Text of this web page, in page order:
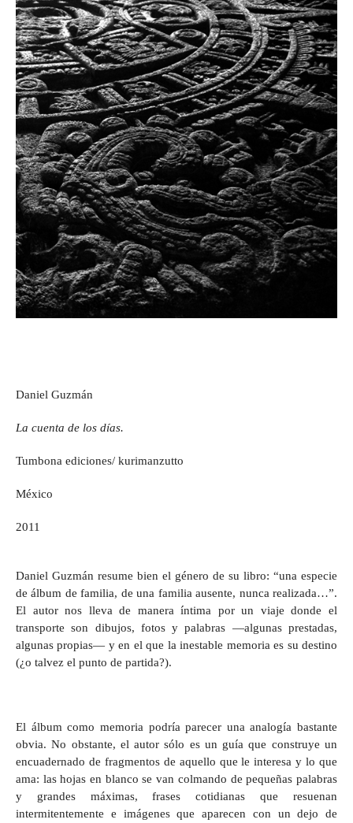
Daniel Guzmán
La cuenta de los días.
Tumbona ediciones/ kurimanzutto
México
2011
Daniel Guzmán resume bien el género de su libro: “una especie
de álbum de familia, de una familia ausente, nunca realizada…”.
El autor nos lleva de manera íntima por un viaje donde el
transporte son dibujos, fotos y palabras —algunas prestadas,
algunas propias— y en el que la inestable memoria es su destino
(¿o talvez el punto de partida?).
El álbum como memoria podría parecer una analogía bastante
obvia. No obstante, el autor sólo es un guía que construye un
encuadernado de fragmentos de aquello que le interesa y lo que
ama: las hojas en blanco se van colmando de pequeñas palabras
y grandes máximas, frases cotidianas que resuenan
intermitentemente e imágenes que aparecen con un dejo de